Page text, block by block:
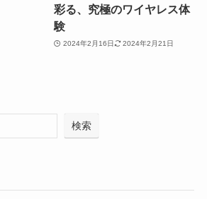
彩る、究極のワイヤレス体
験
2024年2月16日 2024年2月21日
検索